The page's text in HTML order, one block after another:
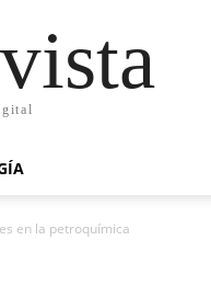
en la petroquímica